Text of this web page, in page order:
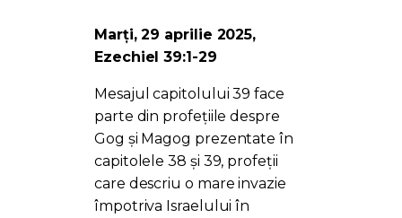
BETHANY CHRISTIAN
ACADEMY
PORTAL
Marți, 29 aprilie 2025,
Ezechiel 39:1-29
Mesajul capitolului 39 face
parte din profețiile despre
Gog și Magog prezentate în
capitolele 38 și 39, profeții
care descriu o mare invazie
împotriva Israelului în